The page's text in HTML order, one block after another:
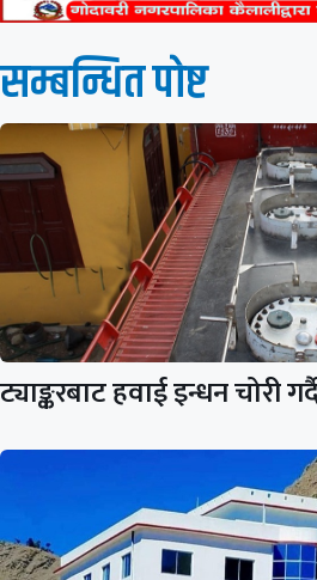
सम्बन्धित पाेष्ट
ट्याङ्करबाट हवाई इन्धन चोरी